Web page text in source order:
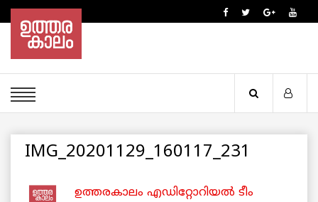
IMG_20201129_160117_231
ഉത്തരകാലം എഡിറ്റോറിയല്‍ ടീം